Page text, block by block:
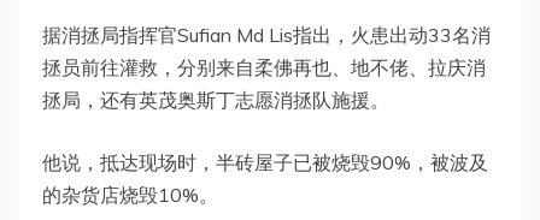
据消拯局指挥官Sufian Md Lis指出，火患出动33名消
拯员前往灌救，分别来自柔佛再也、地不佬、拉庆消
拯局，还有英茂奥斯丁志愿消拯队施援。
他说，抵达现场时，半砖屋子已被烧毁90%，被波及
的杂货店烧毁10%。